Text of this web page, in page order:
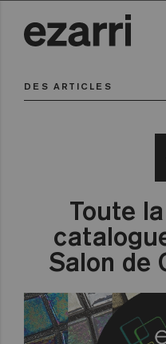
DES ARTICLES
Toute
Salon de